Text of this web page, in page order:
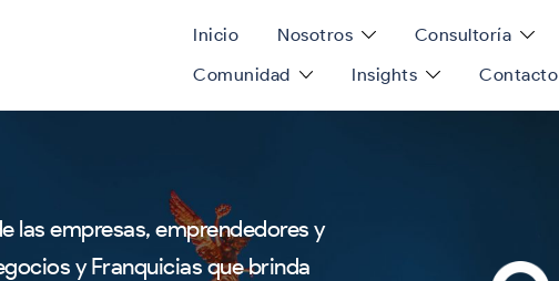
Inicio Nosotros Consultoría
Comunidad
Insights Contacto
las empresas, emprendedores y
y Franquicias que brinda